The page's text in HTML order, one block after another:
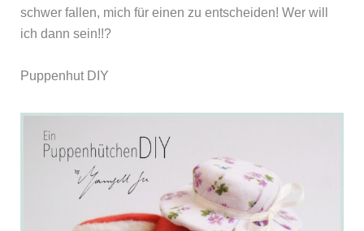
schwer fallen, mich für einen zu entscheiden! Wer will
ich dann sein!!?
Puppenhut DIY